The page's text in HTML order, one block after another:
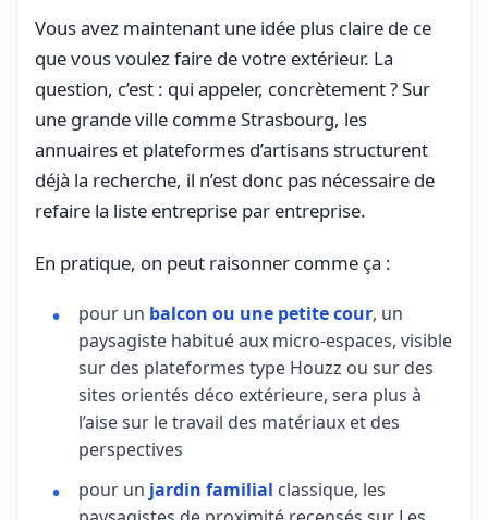
Vous avez maintenant une idée plus claire de ce
que vous voulez faire de votre extérieur. La
question, c’est : qui appeler, concrètement ? Sur
une grande ville comme Strasbourg, les
annuaires et plateformes d’artisans structurent
déjà la recherche, il n’est donc pas nécessaire de
refaire la liste entreprise par entreprise.
En pratique, on peut raisonner comme ça :
pour un balcon ou une petite cour, un
paysagiste habitué aux micro-espaces, visible
sur des plateformes type Houzz ou sur des
sites orientés déco extérieure, sera plus à
l’aise sur le travail des matériaux et des
perspectives
pour un jardin familial classique, les